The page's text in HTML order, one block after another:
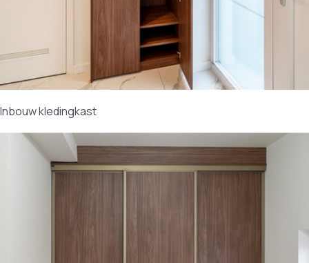
Inbouw kledingkast